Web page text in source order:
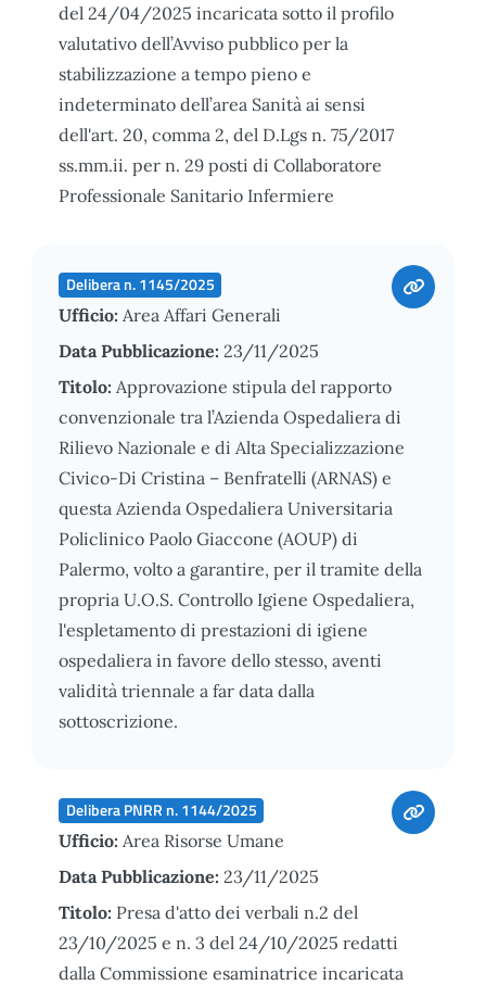
del 24/04/2025 incaricata sotto il profilo
valutativo dell’Avviso pubblico per la
stabilizzazione a tempo pieno e
indeterminato dell’area Sanità ai sensi
dell'art. 20, comma 2, del D.Lgs n. 75/2017
ss.mm.ii. per n. 29 posti di Collaboratore
Professionale Sanitario Infermiere
Delibera n. 1145/2025
Ufficio: Area Affari Generali
Data Pubblicazione: 23/11/2025
Titolo: Approvazione stipula del rapporto
convenzionale tra l’Azienda Ospedaliera di
Rilievo Nazionale e di Alta Specializzazione
Civico-Di Cristina – Benfratelli (ARNAS) e
questa Azienda Ospedaliera Universitaria
Policlinico Paolo Giaccone (AOUP) di
Palermo, volto a garantire, per il tramite della
propria U.O.S. Controllo Igiene Ospedaliera,
l'espletamento di prestazioni di igiene
ospedaliera in favore dello stesso, aventi
validità triennale a far data dalla
sottoscrizione.
Delibera PNRR n. 1144/2025
Ufficio: Area Risorse Umane
Data Pubblicazione: 23/11/2025
Titolo: Presa d'atto dei verbali n.2 del
23/10/2025 e n. 3 del 24/10/2025 redatti
dalla Commissione esaminatrice incaricata